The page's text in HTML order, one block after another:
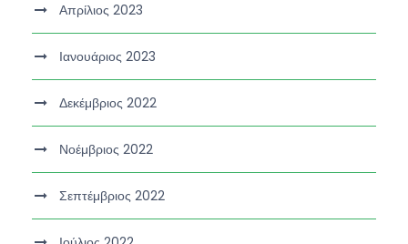
Απρίλιος 2023
Ιανουάριος 2023
Δεκέμβριος 2022
Νοέμβριος 2022
Σεπτέμβριος 2022